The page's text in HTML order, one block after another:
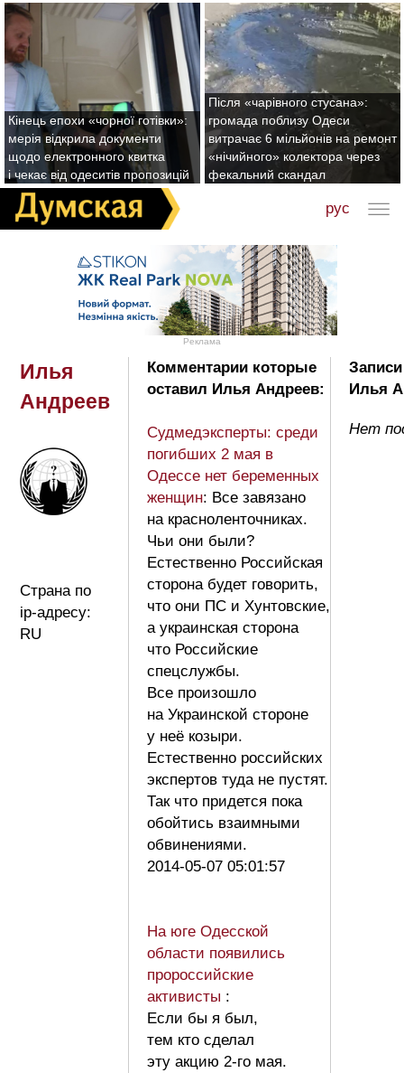
Кінець епохи «чорної готівки»:
мерія відкрила документи
щодо електронного квитка
і чекає від одеситів пропозицій
Після «чарівного стусана»:
громада поблизу Одеси
витрачає 6 мільйонів на ремонт
«нічийного» колектора через
фекальний скандал
рус
Реклама
Илья
Андреев
Страна по
ip-адресу:
RU
Комментарии которые
оставил Илья Андреев:
Судмедэксперты: среди
погибших 2 мая в
Одессе нет беременных
женщин: Все завязано
на красноленточниках.
Чьи они были?
Естественно Российская
сторона будет говорить,
что они ПС и Хунтовские,
а украинская сторона
что Российские
спецслужбы.
Все произошло
на Украинской стороне
у неё козыри.
Естественно российских
экспертов туда не пустят.
Так что придется пока
обойтись взаимными
обвинениями.
2014-05-07 05:01:57
На юге Одесской
области появились
пророссийские
активисты :
Если бы я был,
тем кто сделал
эту акцию 2-го мая.
Илья
Нет